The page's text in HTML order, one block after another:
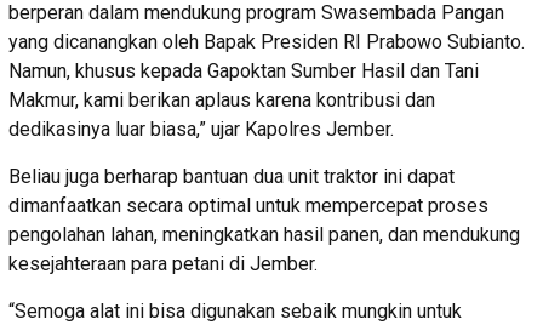
berperan dalam mendukung program Swasembada Pangan
yang dicanangkan oleh Bapak Presiden RI Prabowo Subianto.
Namun, khusus kepada Gapoktan Sumber Hasil dan Tani
Makmur, kami berikan aplaus karena kontribusi dan
dedikasinya luar biasa,” ujar Kapolres Jember.
Beliau juga berharap bantuan dua unit traktor ini dapat
dimanfaatkan secara optimal untuk mempercepat proses
pengolahan lahan, meningkatkan hasil panen, dan mendukung
kesejahteraan para petani di Jember.
“Semoga alat ini bisa digunakan sebaik mungkin untuk